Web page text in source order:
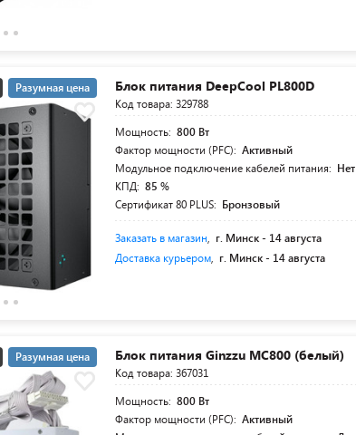
Разумная цена Блок питания DeepCool PL800D
Код товара: 329788
Мощность: 800 Вт
Фактор мощности (PFC): Активный
Модульное подключение кабелей питания: Нет
КПД: 85 %
Сертификат 80 PLUS: Бронзовый
Заказать в магазин г. Минск - 14 августа
Доставка курьером г. Минск - 14 августа
Разумная цена Блок питания Ginzzu MC800 (белый)
Код товара: 367031
Мощность: 800 Вт
Фактор мощности (PFC): Активный